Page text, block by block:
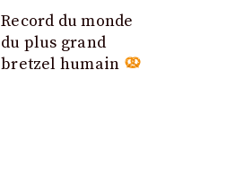
Record du monde
du plus grand
bretzel humain